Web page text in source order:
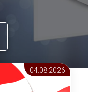
04.08 2026